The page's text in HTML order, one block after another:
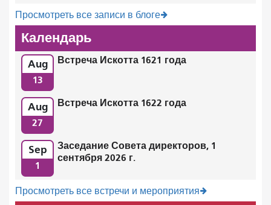
Просмотреть все записи в блоге
Календарь
Aug
13
Встреча Искотта 1621 года
Aug
27
Встреча Искотта 1622 года
Sep
1
Заседание Совета директоров, 1
сентября 2026 г.
Просмотреть все встречи и мероприятия